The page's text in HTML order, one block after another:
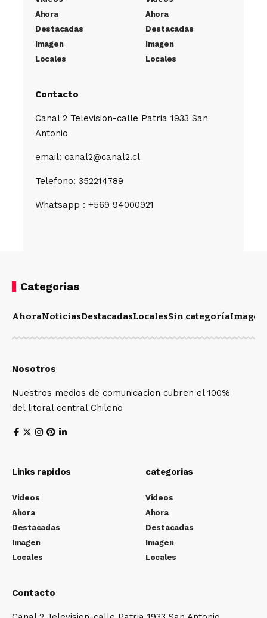
Ahora
Destacadas
Imagen
Locales
Ahora
Destacadas
Imagen
Locales
Contacto
Canal 2 Television-calle Patria 1933 San
Antonio
email: canal2@canal2.cl
Telefono: 352214789
Whatsapp : +569 94000921
Categorias
AhoraNoticiasDestacadasLocalesSin categoríaImagen
Nosotros
Nuestros medios de comunicacion cubren el 100%
del litoral central Chileno
Links rapidos
Videos
Ahora
Destacadas
Imagen
Locales
categorias
Videos
Ahora
Destacadas
Imagen
Locales
Contacto